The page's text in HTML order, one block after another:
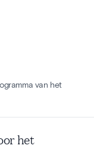
van het
het